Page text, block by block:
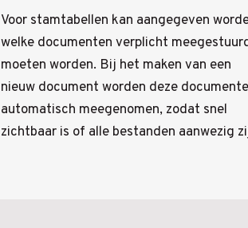
Voor stamtabellen kan aangegeven
welke documenten verplicht
moeten worden. Bij het maken van een
nieuw document worden deze
automatisch meegenomen, zodat snel
zichtbaar is of alle bestanden aanwezig